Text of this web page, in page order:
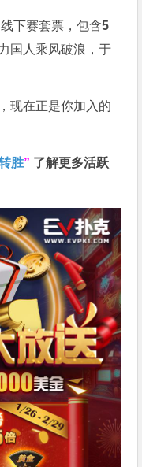
下赛套票，包含5
国人乘风破浪，于
，现在正是你加入的
胜” 了解更多活跃